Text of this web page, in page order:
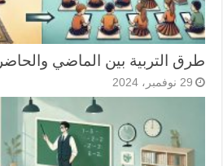
طرق التربية بين الماضي والحاضر
29 نوفمبر، 2024